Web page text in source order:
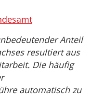
Anteil
resultiert aus
Die häufig
automatisch zu